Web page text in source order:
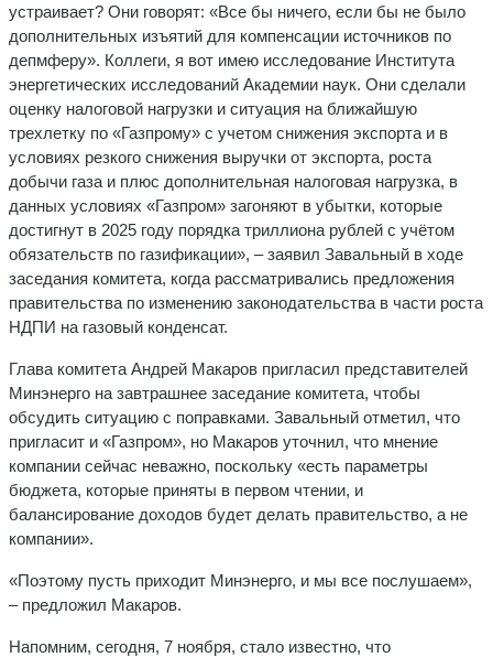
устраивает? Они говорят: «Все бы ничего, если бы не было
дополнительных изъятий для компенсации источников по
депмферу». Коллеги, я вот имею исследование Института
энергетических исследований Академии наук. Они сделали
оценку налоговой нагрузки и ситуация на ближайшую
трехлетку по «Газпрому» с учетом снижения экспорта и в
условиях резкого снижения выручки от экспорта, роста
добычи газа и плюс дополнительная налоговая нагрузка, в
данных условиях «Газпром» загоняют в убытки, которые
достигнут в 2025 году порядка триллиона рублей с учётом
обязательств по газификации», – заявил Завальный в ходе
заседания комитета, когда рассматривались предложения
правительства по изменению законодательства в части роста
НДПИ на газовый конденсат.
Глава комитета Андрей Макаров пригласил представителей
Минэнерго на завтрашнее заседание комитета, чтобы
обсудить ситуацию с поправками. Завальный отметил, что
пригласит и «Газпром», но Макаров уточнил, что мнение
компании сейчас неважно, поскольку «есть параметры
бюджета, которые приняты в первом чтении, и
балансирование доходов будет делать правительство, а не
компании».
«Поэтому пусть приходит Минэнерго, и мы все послушаем»,
– предложил Макаров.
Напомним, сегодня, 7 ноября, стало известно, что